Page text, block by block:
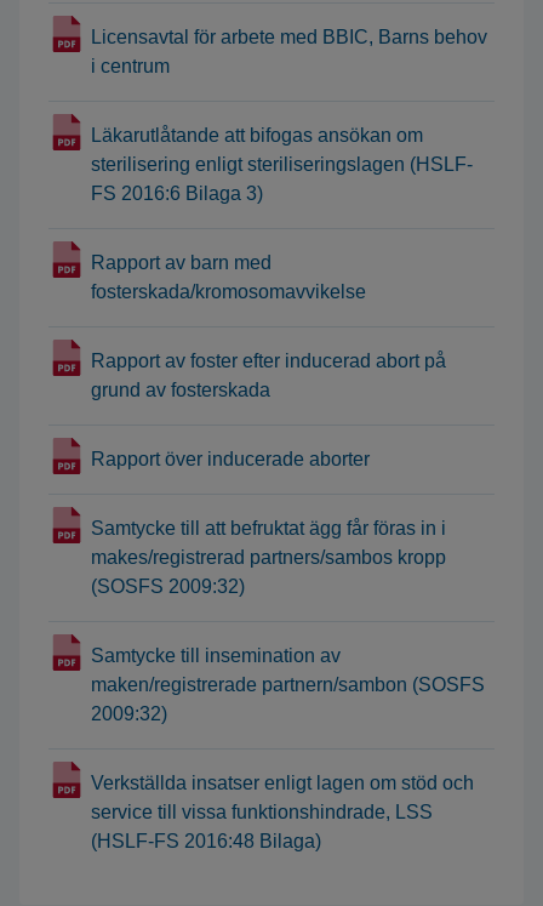
Licensavtal för arbete med BBIC, Barns behov
i centrum
Läkarutlåtande att bifogas ansökan om
sterilisering enligt steriliseringslagen (HSLF-
FS 2016:6 Bilaga 3)
Rapport av barn med
fosterskada/kromosomavvikelse
Rapport av foster efter inducerad abort på
grund av fosterskada
Rapport över inducerade aborter
Samtycke till att befruktat ägg får föras in i
makes/registrerad partners/sambos kropp
(SOSFS 2009:32)
Samtycke till insemination av
maken/registrerade partnern/sambon (SOSFS
2009:32)
Verkställda insatser enligt lagen om stöd och
service till vissa funktionshindrade, LSS
(HSLF-FS 2016:48 Bilaga)